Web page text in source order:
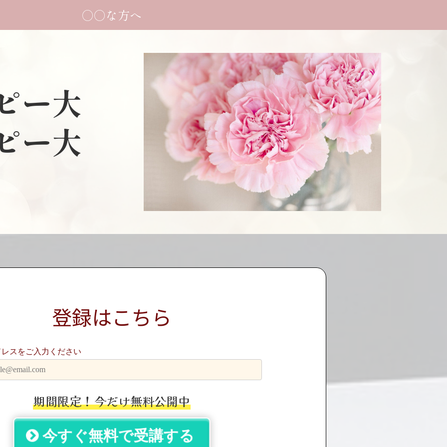
○○な方へ
ー大
ー大
登録はこちら
スをご入力ください
期間限定！今だけ無料公開中
今すぐ無料で受講する